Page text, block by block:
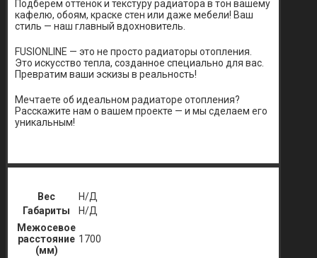
Подберем оттенок и текстуру радиатора в тон вашему
кафелю, обоям, краске стен или даже мебели! Ваш
стиль — наш главный вдохновитель.
FUSIONLINE — это не просто радиаторы отопления.
Это искусство тепла, созданное специально для вас.
Превратим ваши эскизы в реальность!
Мечтаете об идеальном радиаторе отопления?
Расскажите нам о вашем проекте — и мы сделаем его
уникальным!
Вес
Н/Д
Габариты
Н/Д
Межосевое
расстояние
(мм)
1700